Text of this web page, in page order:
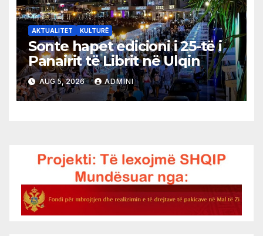
AKTUALITET KULTURË
Sonte hapet edicioni i 25-të i
Panairit të Librit në Ulqin
AUG 5, 2026 ADMINI